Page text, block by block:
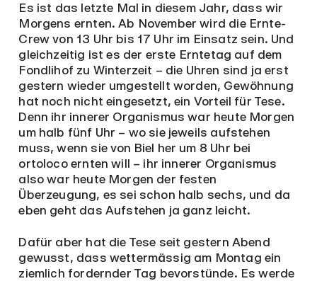
Es ist das letzte Mal in diesem Jahr, dass wir
Morgens ernten. Ab November wird die Ernte-
Crew von 13 Uhr bis 17 Uhr im Einsatz sein. Und
gleichzeitig ist es der erste Erntetag auf dem
Fondlihof zu Winterzeit – die Uhren sind ja erst
gestern wieder umgestellt worden, Gewöhnung
hat noch nicht eingesetzt, ein Vorteil für Tese.
Denn ihr innerer Organismus war heute Morgen
um halb fünf Uhr – wo sie jeweils aufstehen
muss, wenn sie von Biel her um 8 Uhr bei
ortoloco ernten will – ihr innerer Organismus
also war heute Morgen der festen
Überzeugung, es sei schon halb sechs, und da
eben geht das Aufstehen ja ganz leicht.
Dafür aber hat die Tese seit gestern Abend
gewusst, dass wettermässig am Montag ein
ziemlich fordernder Tag bevorstünde. Es werde